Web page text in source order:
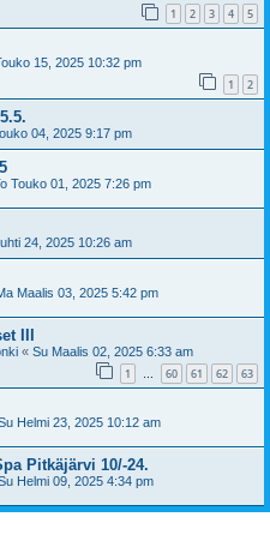
1 2 3 4 5
15, 2025 10:32 pm
1 2
04, 2025 9:17 pm
Touko 01, 2025 7:26 pm
24, 2025 10:26 am
Maalis 03, 2025 5:42 pm
III
« Su Maalis 02, 2025 6:33 am
1 … 60 61 62 63
Helmi 23, 2025 10:12 am
Pitkäjärvi 10/-24.
Helmi 09, 2025 4:34 pm